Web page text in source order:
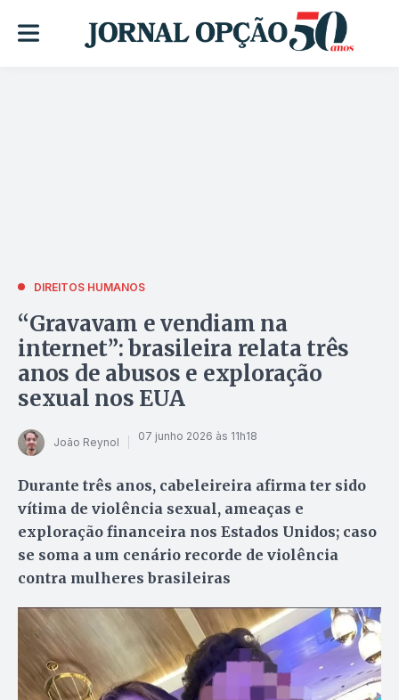
DIREITOS HUMANOS
“Gravavam e vendiam na
internet”: brasileira relata três
anos de abusos e exploração
sexual nos EUA
João Reynol 07 junho 2026 às 11h18
Durante três anos, cabeleireira afirma ter sido
vítima de violência sexual, ameaças e
exploração financeira nos Estados Unidos; caso
se soma a um cenário recorde de violência
contra mulheres brasileiras